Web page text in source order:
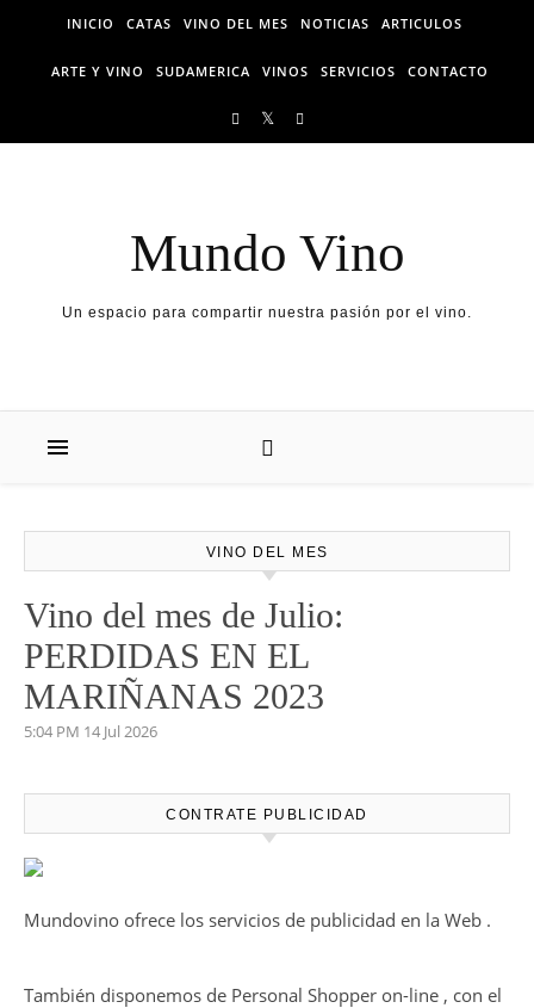
Skip to content
INICIO CATAS VINO DEL MES NOTICIAS ARTICULOS
ARTE Y VINO SUDAMERICA VINOS SERVICIOS CONTACTO
Mundo Vino
Un espacio para compartir nuestra pasión por el vino.
VINO DEL MES
Vino del mes de Julio:
PERDIDAS EN EL
MARIÑANAS 2023
5:04 PM 14 Jul 2026
CONTRATE PUBLICIDAD
Mundovino ofrece los servicios de publicidad en la Web .
También disponemos de Personal Shopper on-line , con el